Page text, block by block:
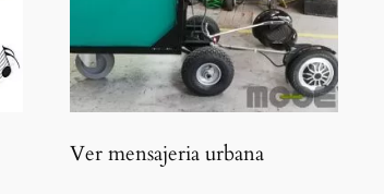
Ver mensajeria urbana